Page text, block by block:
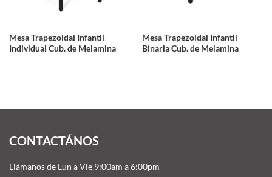
Mesa Trapezoidal Infantil
Individual Cub. de Melamina
Mesa Trapezoidal Infantil
Binaria Cub. de Melamina
CONTACTÁNOS
Llámanos de Lun a Vie 9:00am a 6:00pm